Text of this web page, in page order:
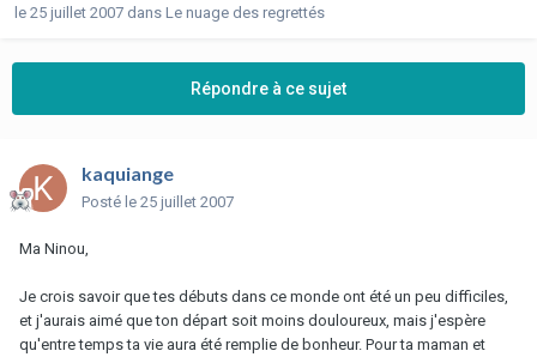
le 25 juillet 2007 dans Le nuage des regrettés
Répondre à ce sujet
kaquiange
Posté le 25 juillet 2007
Ma Ninou,
Je crois savoir que tes débuts dans ce monde ont été un peu difficiles,
et j'aurais aimé que ton départ soit moins douloureux, mais j'espère
qu'entre temps ta vie aura été remplie de bonheur. Pour ta maman et